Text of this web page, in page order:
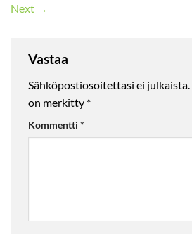
Next →
Vastaa
Sähköpostiosoitettasi ei julkaista.
on merkitty *
Kommentti *